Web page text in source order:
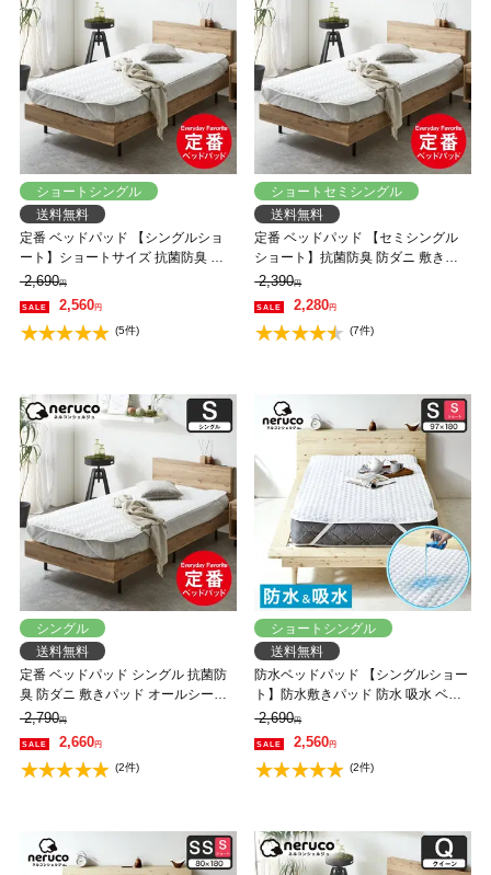
ショートシングル
送料無料
定番 ベッドパッド 【シングルショ
ート】ショートサイズ 抗菌防臭 防
ダニ 敷きパッド オールシーズン 洗
えるキナリ エクリュ
2,690円
2,560円
(5件)
ショートセミシングル
送料無料
定番 ベッドパッド 【セミシングル
ショート】抗菌防臭 防ダニ 敷きパ
ッド ショートサイズ オールシーズ
ン 洗えるキナリ エクリュ
2,390円
2,280円
(7件)
シングル
送料無料
定番 ベッドパッド シングル 抗菌防
臭 防ダニ 敷きパッド オールシーズ
ン 洗えるキナリ エクリュ
2,790円
2,660円
(2件)
ショートシングル
送料無料
防水ベッドパッド 【シングルショー
ト】防水敷きパッド 防水 吸水 ベッ
ドパッド 敷きパッド 洗える おねし
ょパッド 介護 ペット 防水シーツ 赤
ちゃん ベビー 防水パット 汚れ防止
快適 オールシーズン シンプル
2,690円
2,560円
(2件)